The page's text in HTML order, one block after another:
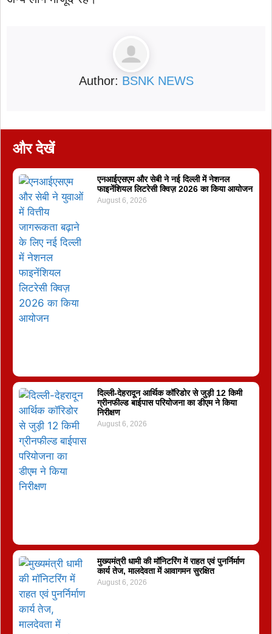
Author: BSNK NEWS
और देखें
एनआईएसएम और सेबी ने नई दिल्ली में नेशनल
फाइनेंशियल लिटरेसी क्विज़ 2026 का किया आयोजन
August 6, 2026
दिल्ली-देहरादून आर्थिक कॉरिडोर से जुड़ी 12 किमी
ग्रीनफील्ड बाईपास परियोजना का डीएम ने किया
निरीक्षण
August 6, 2026
मुख्यमंत्री धामी की मॉनिटरिंग में राहत एवं पुनर्निर्माण
कार्य तेज, मालदेवता में आवागमन सुरक्षित
August 6, 2026